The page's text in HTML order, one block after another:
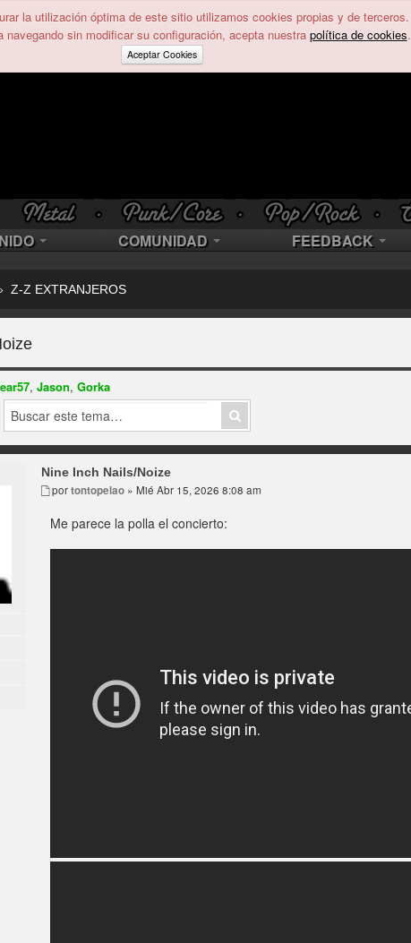
la utilización óptima de este sitio utilizamos cookies propias y de terceros.
navegando sin modificar su configuración, acepta nuestra política de cookies.
Aceptar Cookies
COMUNIDAD FEEDBACK
Z-Z EXTRANJEROS
,Jason,Gorka
Nine Inch Nails/Noize
portontopelao » Mié Abr 15, 2026 8:08 am
Me parece la polla el concierto: